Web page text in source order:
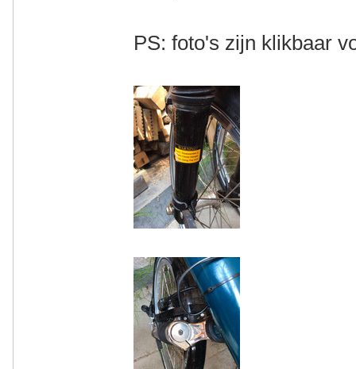
PS: foto's zijn klikbaar